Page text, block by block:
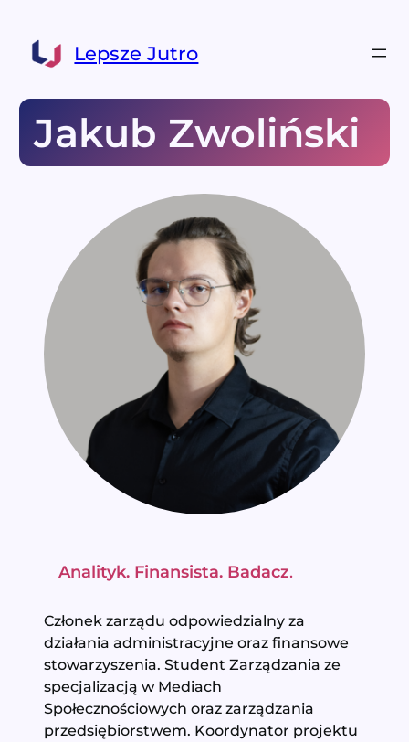
Lepsze Jutro
Jakub Zwoliński
Analityk. Finansista. Badacz.
Członek zarządu odpowiedzialny za
działania administracyjne oraz finansowe
stowarzyszenia. Student Zarządzania ze
specjalizacją w Mediach
Społecznościowych oraz zarządzania
przedsiębiorstwem. Koordynator projektu